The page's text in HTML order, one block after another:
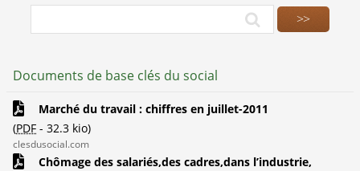
Documents de base clés du social
Marché du travail : chiffres en juillet-2011
(PDF - 32.3 kio)
clesdusocial.com
Chômage des salariés,des cadres,dans l’industrie,